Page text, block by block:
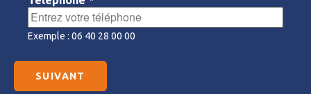
Exemple : 06 40 28 00 00